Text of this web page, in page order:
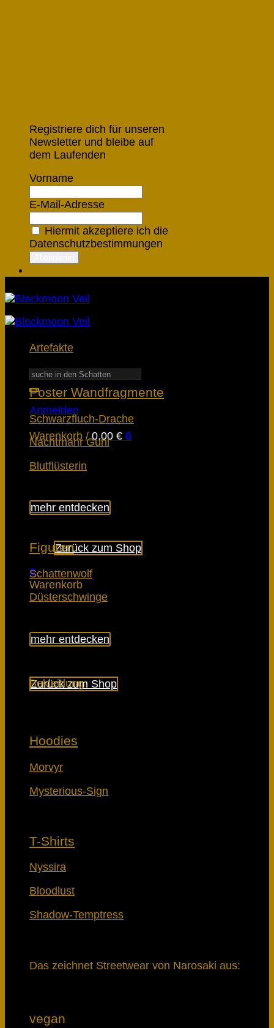
Registriere dich für unseren
Newsletter und bleibe auf
dem Laufenden
Vorname
E-Mail-Adresse
Hiermit akzeptiere ich die
Datenschutzbestimmungen
Suchen
nach:
Anmelden
Warenkorb /0,00 € 0
Es befinden sich keine Produkte im
Zurück zum Shop
0
Warenkorb
Zurück zum Shop
Artefakte
Poster Wandfragmente
Schwarzfluch-Drache
Nachtmahr Guhl
Blutflüsterin
mehr entdecken
Figuren
Schattenwolf
Düsterschwinge
mehr entdecken
Bekleidung
Hoodies
Morvyr
Mysterious-Sign
T-Shirts
Nyssira
Bloodlust
Shadow-Temptress
Das zeichnet Streetwear von Narosaki aus:
vegan